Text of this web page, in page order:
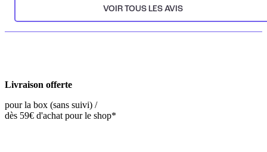
VOIR TOUS LES AVIS
Livraison offerte
pour la box (sans suivi) /
dès 59€ d'achat pour le shop*